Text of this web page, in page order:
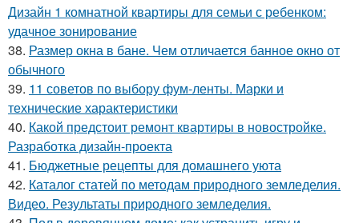
Дизайн 1 комнатной квартиры для семьи с ребенком:
удачное зонирование
38. Размер окна в бане. Чем отличается банное окно от
обычного
39. 11 советов по выбору фум-ленты. Марки и
технические характеристики
40. Какой предстоит ремонт квартиры в новостройке.
Разработка дизайн-проекта
41. Бюджетные рецепты для домашнего уюта
42. Каталог статей по методам природного земледелия.
Видео. Результаты природного земледелия.